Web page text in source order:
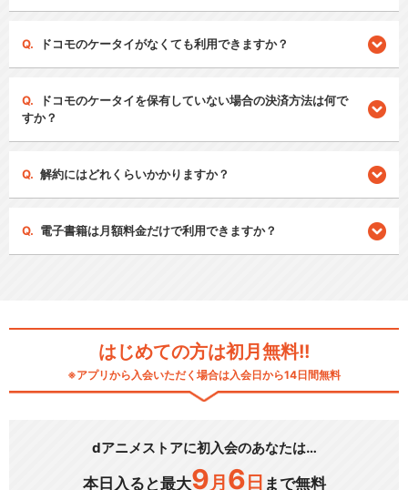
ドコモのケータイがなくても利用できますか？
ドコモのケータイを保有していない場合の決済方法は何で
すか？
解約にはどれくらいかかりますか？
電子書籍は月額料金だけで利用できますか？
はじめての方は初月無料!!
※アプリから入会いただく場合は入会日から14日間無料
dアニメストアに初入会のあなたは…
本日入ると最大9 月 6 日 まで無料